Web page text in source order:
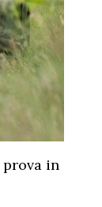
prova in